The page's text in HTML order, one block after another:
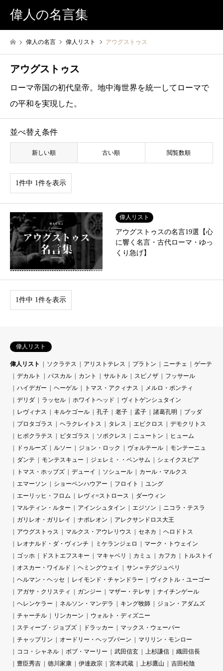
偉人の名言集
偉人の名言 偉人リスト アウグストゥス
アウグストゥス
ローマ帝国の初代皇帝。地中海世界を統一してローマで
の平和を実現した。
並べ替え条件
新しい順 古い順 閲覧数順
1件中 1件を表示
偉人リスト
アウグストゥスの名言19選【心
に響く名言・古代ローマ・ゆっ
くり急げ】
1件中 1件を表示
偉人リスト
偉人リスト ソクラテス アリストテレス プラトン ニーチェ
ゲーテ
デカルト
パスカル カント サルトル スピノザ
フッサール
ハイデガー
ヘーゲル トマス・アクィナス
メルロ・ポンティ
デリダ
ラッセル ホワイトヘッド
ヴィトゲンシュタイン
レヴィナス
キルケゴール 孔子 老子 孟子 諸葛孔明
ブッダ
プロタゴラス
ヘラクレイトス タレス エピクロス
デモクリトス
ヒポクラテス
ピタゴラス ソポクレス ニュートン
ヒューム
ドゥルーズ
ルソー ジョン・ロック ヴォルテール
モンテーニュ
ダンテ
モンテスキュー ジェレミ・・ベンサム
シェイクスピア
トマス・ホッブズ
デューイ ソシュール
カール・マルクス
エマーソン
ショーペンハウアー フロイト
ユング
エーリッヒ・フロム
レヴィ=ストロース
ダーウィン
マルティン・ルター
アインシュタイン エジソン
ニコラ・テスラ
ガリレオ・ガリレイ
ナポレオン
アレクサンドロス大王
アウグストゥス
マルクス・アウレリウス セネカ
ヘロドトス
レオナルド・ダ・ヴィンチ
ミケランジェロ
マーク・トウェイン
ゴッホ
ドストエフスキー マキャベリ カミュ カフカ
トルストイ
オスカー・ワイルド
ヘミングウェイ
サン＝テグジュペリ
ヘルマン・ヘッセ
レイモンド・チャンドラー
ヴィクトル・ユーゴー
アガサ・クリスティ
ガンジー マザー・テレサ
ナイチンゲール
ヘレンケラー
ネルソン・マンデラ キング牧師
ジョン・アダムズ
チャーチル
リンカーン
ウォルト・ディズニー
スティーブ・ジョブズ
ドラッカー
マックス・ウェーバー
チャップリン
オードリー・ヘップバーン
マリリン・モンロー
ココ・シャネル
ボブ・マーリー 武田信玄 上杉謙信
織田信長
豊臣秀吉
徳川家康 伊達政宗 宮本武蔵 上杉鷹山 吉田松陰